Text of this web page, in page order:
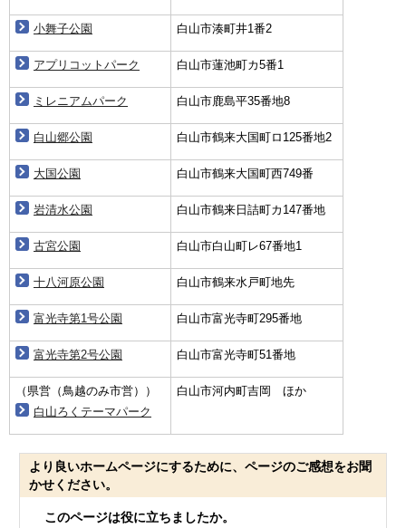
小舞子公園 白山市湊町井1番2
アプリコットパーク 白山市蓮池町カ5番1
ミレニアムパーク 白山市鹿島平35番地8
白山郷公園 白山市鶴来大国町ロ125番地2
大国公園 白山市鶴来大国町西749番
岩清水公園 白山市鶴来日詰町カ147番地
古宮公園 白山市白山町レ67番地1
十八河原公園 白山市鶴来水戸町地先
富光寺第1号公園 白山市富光寺町295番地
富光寺第2号公園 白山市富光寺町51番地
（県営（鳥越のみ市営））
白山ろくテーマパーク
白山市河内町吉岡 ほか
より良いホームページにするために、ページのご感想をお聞
かせください。
このページは役に立ちましたか。